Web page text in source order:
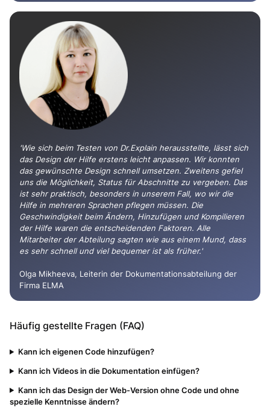
'Wie sich beim Testen von Dr.Explain herausstellte, lässt sich
das Design der Hilfe erstens leicht anpassen. Wir konnten
das gewünschte Design schnell umsetzen. Zweitens gefiel
uns die Möglichkeit, Status für Abschnitte zu vergeben. Das
ist sehr praktisch, besonders in unserem Fall, wo wir die
Hilfe in mehreren Sprachen pflegen müssen. Die
Geschwindigkeit beim Ändern, Hinzufügen und Kompilieren
der Hilfe waren die entscheidenden Faktoren. Alle
Mitarbeiter der Abteilung sagten wie aus einem Mund, dass
es sehr schnell und viel bequemer ist als früher.'
Olga Mikheeva, Leiterin der Dokumentationsabteilung der
Firma ELMA
Häufig gestellte Fragen (FAQ)
Kann ich eigenen Code hinzufügen?
Kann ich Videos in die Dokumentation einfügen?
Kann ich das Design der Web-Version ohne Code und ohne
spezielle Kenntnisse ändern?